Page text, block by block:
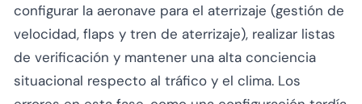
configurar la aeronave para el aterrizaje (gestión de
velocidad, flaps y tren de aterrizaje), realizar listas
de verificación y mantener una alta conciencia
situacional respecto al tráfico y el clima. Los